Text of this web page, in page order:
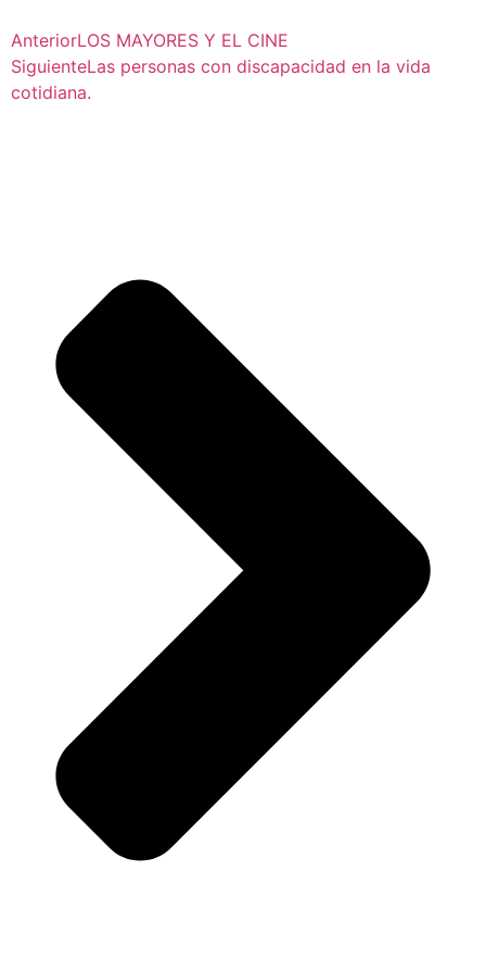
AnteriorLOS MAYORES Y EL CINE
SiguienteLas personas con discapacidad en la vida
cotidiana.